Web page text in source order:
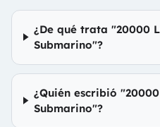
¿De qué trata "20000
Submarino"?
¿Quién escribió
Submarino"?